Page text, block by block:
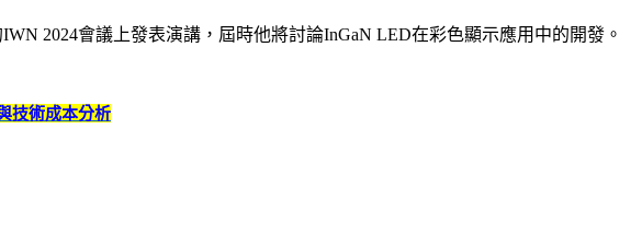
2024會議上發表演講，屆時他將討論InGaN LED在彩色顯示應用中的開發。
技術成本分析